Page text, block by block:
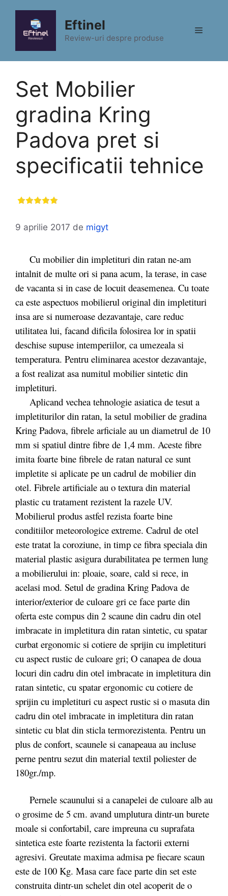
conținut
Eftinel
Review-uri despre produse
Meniu
Set Mobilier
gradina Kring
Padova pret si
specificatii tehnice
9 aprilie 2017 de migyt
Cu mobilier din impletituri din ratan ne-am
intalnit de multe ori si pana acum, la terase, in case
de vacanta si in case de locuit deasemenea. Cu toate
ca este aspectuos mobilierul original din impletituri
insa are si numeroase dezavantaje, care reduc
utilitatea lui, facand dificila folosirea lor in spatii
deschise supuse intemperiilor, ca umezeala si
temperatura. Pentru eliminarea acestor dezavantaje,
a fost realizat asa numitul mobilier sintetic din
impletituri.
Aplicand vechea tehnologie asiatica de tesut a
impletiturilor din ratan, la setul mobilier de gradina
Kring Padova, fibrele arficiale au un diametrul de 10
mm si spatiul dintre fibre de 1,4 mm. Aceste fibre
imita foarte bine fibrele de ratan natural ce sunt
impletite si aplicate pe un cadrul de mobilier din
otel. Fibrele artificiale au o textura din material
plastic cu tratament rezistent la razele UV.
Mobilierul produs astfel rezista foarte bine
conditiilor meteorologice extreme. Cadrul de otel
este tratat la coroziune, in timp ce fibra speciala din
material plastic asigura durabilitatea pe termen lung
a mobilierului in: ploaie, soare, cald si rece, in
acelasi mod. Setul de gradina Kring Padova de
interior/exterior de culoare gri ce face parte din
oferta este compus din 2 scaune din cadru din otel
imbracate in impletitura din ratan sintetic, cu spatar
curbat ergonomic si cotiere de sprijin cu impletituri
cu aspect rustic de culoare gri; O canapea de doua
locuri din cadru din otel imbracate in impletitura din
ratan sintetic, cu spatar ergonomic cu cotiere de
sprijin cu impletituri cu aspect rustic si o masuta din
cadru din otel imbracate in impletitura din ratan
sintetic cu blat din sticla termorezistenta. Pentru un
plus de confort, scaunele si canapeaua au incluse
perne pentru sezut din material textil poliester de
180gr./mp.
Pernele scaunului si a canapelei de culoare alb au
o grosime de 5 cm. avand umplutura dintr-un burete
moale si confortabil, care impreuna cu suprafata
sintetica este foarte rezistenta la factorii externi
agresivi. Greutate maxima admisa pe fiecare scaun
este de 100 Kg. Masa care face parte din set este
construita dintr-un schelet din otel acoperit de o